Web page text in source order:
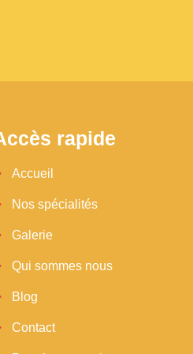
rapide
Accueil
Nos spécialités
Galerie
Qui sommes nous
Blog
Contact